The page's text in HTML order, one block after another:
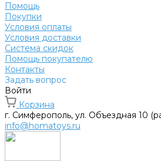
Помощь
Покупки
Условия оплаты
Условия доставки
Система скидок
Помощь покупателю
Контакты
Задать вопрос
Войти
Корзина
г. Симферополь, ул. Объездная 10
info@homatoys.ru